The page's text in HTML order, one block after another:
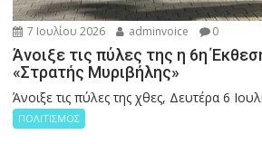
7 Ιουλίου 2026 adminvoice 0
Άνοιξε τις πύλες της η 6η
«Στρατής Μυριβήλης»
Άνοιξε τις πύλες της χθες, Δευτέρα 6
ΠΟΛΙΤΙΣΜΟΣ